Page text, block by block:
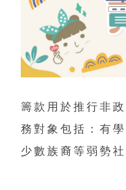
籌款用於推行非
務對象包括：有
少數族裔等弱勢社